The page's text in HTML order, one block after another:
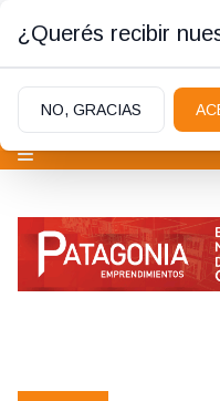
¿Querés recibir
NO, GRACIAS